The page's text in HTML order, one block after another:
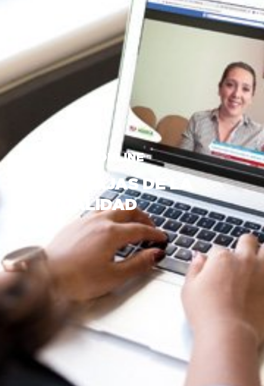
#BIENESTARONLINE
LA VENTAJAS DE LA
VIRTUALIDAD